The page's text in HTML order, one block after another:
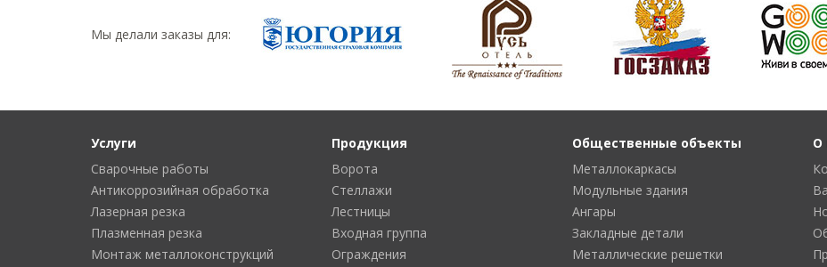
Мы делали заказы для:
Услуги
Сварочные работы
Антикоррозийная обработка
Лазерная резка
Плазменная резка
Монтаж металлоконструкций
Продукция
Ворота
Стеллажи
Лестницы
Входная группа
Ограждения
Общественные объекты
Металлокаркасы
Модульные здания
Ангары
Закладные детали
Металлические решетки
О